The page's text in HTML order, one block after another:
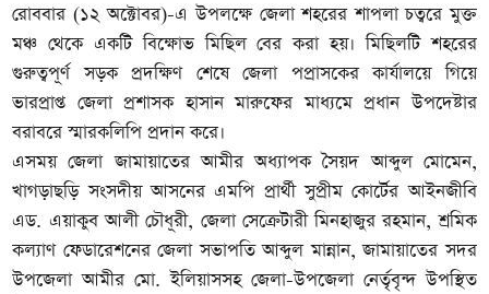
রোববার (১২ অক্টোবর)-এ উপলক্ষে জেলা শহরের শাপলা চত্বরে মুক্ত
মঞ্চ থেকে একটি বিক্ষোভ মিছিল বের করা হয়। মিছিলটি শহরের
গুরুত্বপূর্ণ সড়ক প্রদক্ষিণ শেষে জেলা পপ্রাসকের কার্যালয়ে গিয়ে
ভারপ্রাপ্ত জেলা প্রশাসক হাসান মারুফের মাধ্যমে প্রধান উপদেষ্টার
বরাবরে স্মারকলিপি প্রদান করে।
এসময় জেলা জামায়াতের আমীর অধ্যাপক সৈয়দ আব্দুল মোমেন,
খাগড়াছড়ি সংসদীয় আসনের এমপি প্রার্থী সুপ্রীম কোর্টের আইনজীবি
এড. এয়াকুব আলী চৌধূরী, জেলা সেক্রেটারী মিনহাজুর রহমান, শ্রমিক
কল্যাণ ফেডারেশনের জেলা সভাপতি আব্দুল মান্নান, জামায়াতের সদর
উপজেলা আমীর মো. ইলিয়াসসহ জেলা-উপজেলা নের্তৃবৃন্দ উপস্থিত